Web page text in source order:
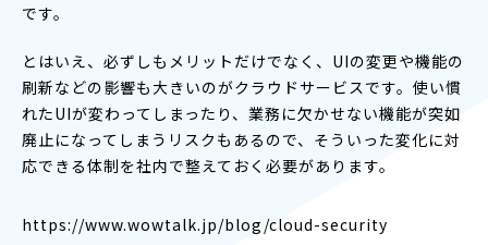
です。
とはいえ、必ずしもメリットだけでなく、UIの変更や機能の
刷新などの影響も大きいのがクラウドサービスです。使い慣
れたUIが変わってしまったり、業務に欠かせない機能が突如
廃止になってしまうリスクもあるので、そういった変化に対
応できる体制を社内で整えておく必要があります。
https://www.wowtalk.jp/blog/cloud-security